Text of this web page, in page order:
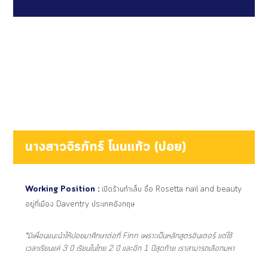
นางสาวจิรภัทร์ โนนแก้ว (ปอย)
Working Position : เปิดร้านทำเล็บ ชื่อ Rosetta nail and beauty
อยู่ที่เมือง Daventry ประเทศอังกฤษ
“มีเพื่อนแนะนำให้ปอยมาศึกษาต่อที่ Finn เพราะเป็นหลักสูตรอินเตอร์ แต่ใช้
เวลาเรียนแค่ 3 ปี เรียนในไทย 2 ปี และอีก 1 ปีสุดท้าย เราสามารถเลือกมหา